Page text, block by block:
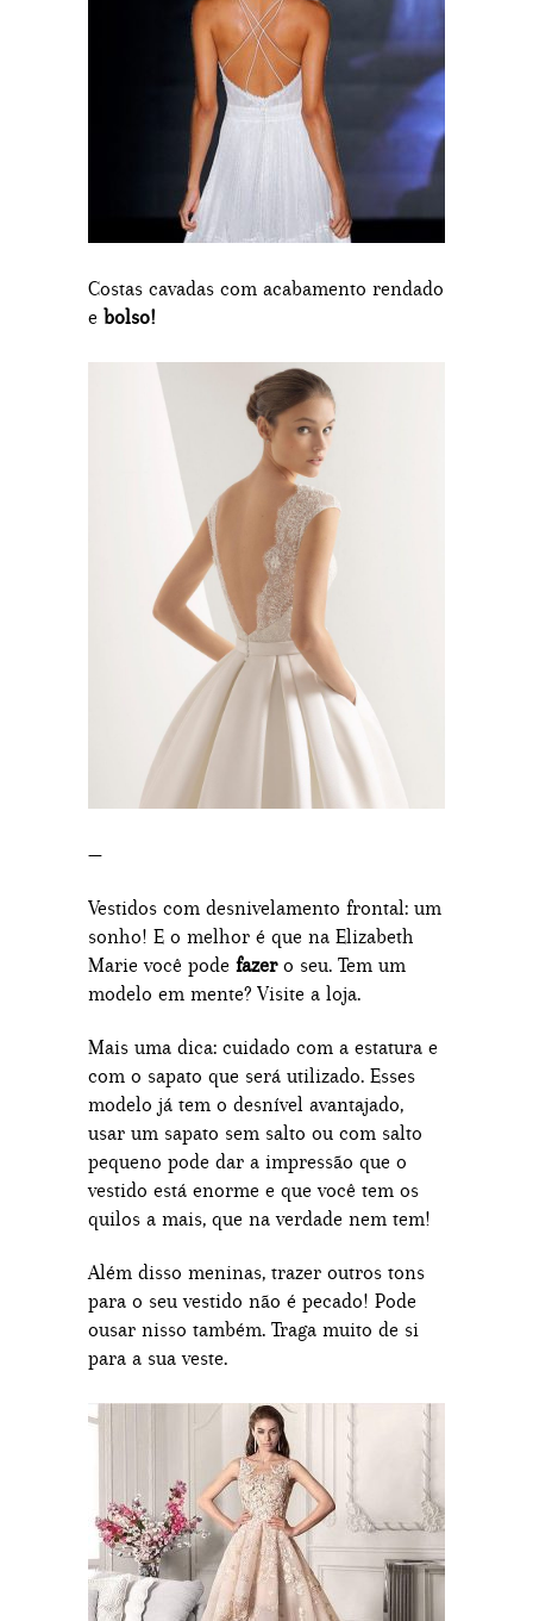
Costas cavadas com acabamento rendado
e bolso!
—
Vestidos com desnivelamento frontal: um
sonho! E o melhor é que na Elizabeth
Marie você pode fazer o seu. Tem um
modelo em mente? Visite a loja.
Mais uma dica: cuidado com a estatura e
com o sapato que será utilizado. Esses
modelo já tem o desnível avantajado,
usar um sapato sem salto ou com salto
pequeno pode dar a impressão que o
vestido está enorme e que você tem os
quilos a mais, que na verdade nem tem!
Além disso meninas, trazer outros tons
para o seu vestido não é pecado! Pode
ousar nisso também. Traga muito de si
para a sua veste.